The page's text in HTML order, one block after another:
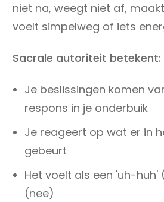
niet na, weegt niet af,
voelt simpelweg of iets
Sacrale autoriteit betekent:
Je beslissingen komen
respons in je onderbuik
Je reageert op wat er in
gebeurt
Het voelt als een 'uh-
(nee)